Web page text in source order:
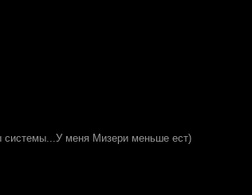
системы...У меня Мизери меньше ест)